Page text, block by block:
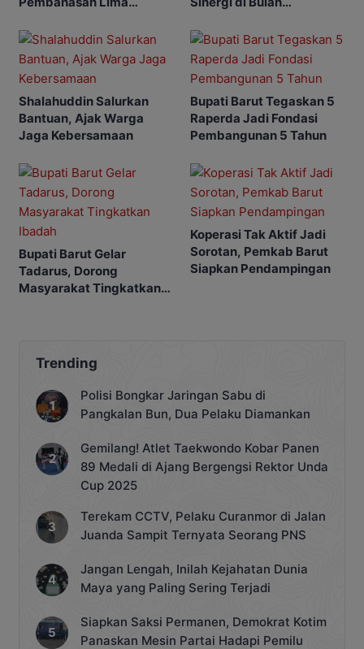
Shalahuddin Salurkan
Bantuan, Ajak Warga
Jaga Kebersamaan
Bupati Barut Tegaskan 5
Raperda Jadi Fondasi
Pembangunan 5 Tahun
Bupati Barut Gelar
Tadarus, Dorong
Masyarakat Tingkatkan
Koperasi Tak Aktif Jadi
Sorotan, Pemkab Barut
Siapkan Pendampingan
Trending
Polisi Bongkar Jaringan Sabu di
Pangkalan Bun, Dua Pelaku Diamankan
Gemilang! Atlet Taekwondo Kobar Panen
89 Medali di Ajang Bergengsi Rektor Unda
Cup 2025
Terekam CCTV, Pelaku Curanmor di Jalan
Juanda Sampit Ternyata Seorang PNS
Jangan Lengah, Inilah Kejahatan Dunia
Maya yang Paling Sering Terjadi
Siapkan Saksi Permanen, Demokrat Kotim
Panaskan Mesin Partai Hadapi Pemilu